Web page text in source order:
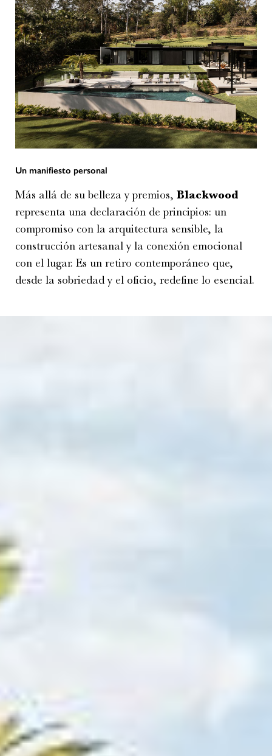
Un manifiesto personal
Más allá de su belleza y premios, Blackwood
representa una declaración de principios: un
compromiso con la arquitectura sensible, la
construcción artesanal y la conexión emocional
con el lugar. Es un retiro contemporáneo que,
desde la sobriedad y el oficio, redefine lo esencial.